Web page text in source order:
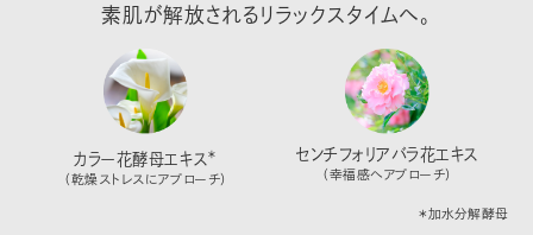
素肌が解放されるリラックスタイムへ。
カラー花酵母エキス＊
（乾燥ストレスにアプローチ）
センチフォリアバラ花エキス
（幸福感へアプローチ）
＊加水分解酵母